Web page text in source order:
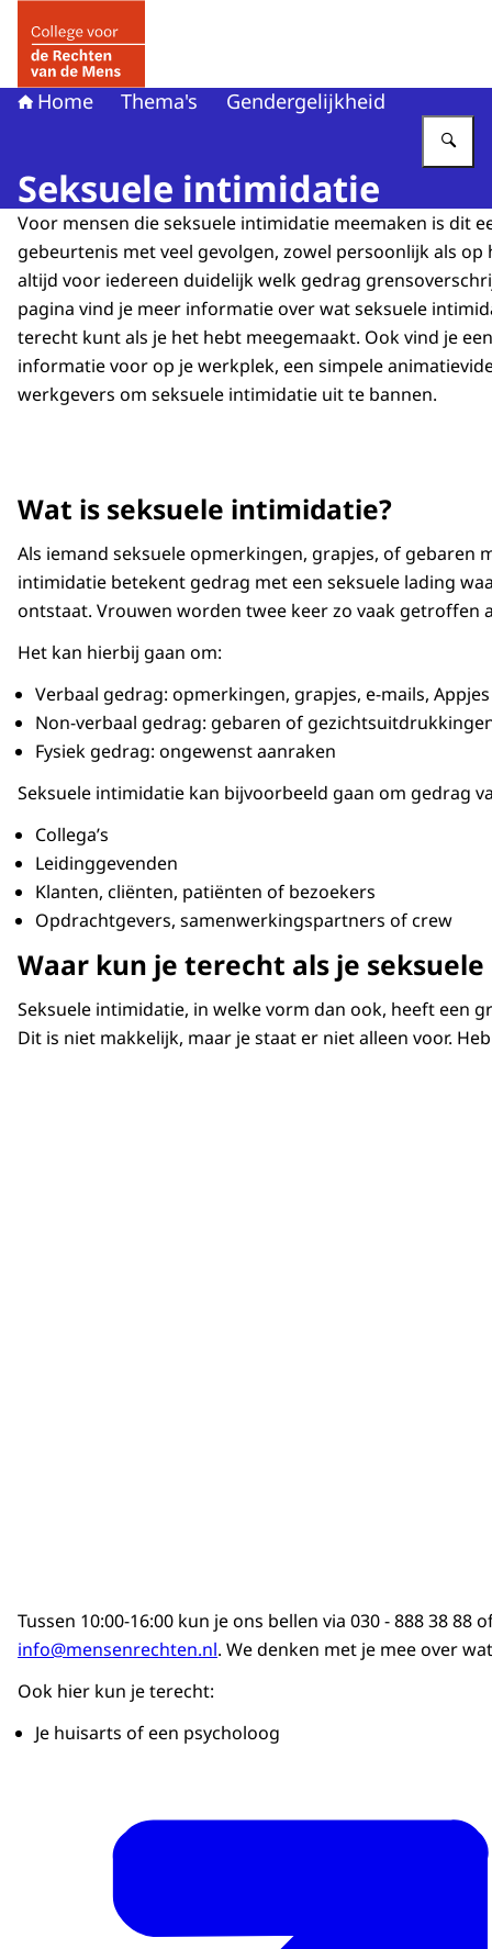
Home Thema's Gendergelijkheid
Seksuele intimidatie
Voor mensen die seksuele intimidatie meemaken is dit
gebeurtenis met veel gevolgen, zowel persoonlijk als op
altijd voor iedereen duidelijk welk gedrag
pagina vind je meer informatie over wat seksuele
terecht kunt als je het hebt meegemaakt. Ook vind je
informatie voor op je werkplek, een simpele
werkgevers om seksuele intimidatie uit te bannen.
Wat is seksuele intimidatie?
Als iemand seksuele opmerkingen, grapjes, of gebaren
intimidatie betekent gedrag met een seksuele lading
ontstaat. Vrouwen worden twee keer zo vaak
Het kan hierbij gaan om:
Verbaal gedrag: opmerkingen, grapjes, e-mails,
Non-verbaal gedrag: gebaren of
Fysiek gedrag: ongewenst aanraken
Seksuele intimidatie kan bijvoorbeeld gaan om gedrag
Collega’s
Leidinggevenden
Klanten, cliënten, patiënten of bezoekers
Opdrachtgevers, samenwerkingspartners of crew
Waar kun je terecht als je
Seksuele intimidatie, in welke vorm dan ook, heeft een
Dit is niet makkelijk, maar je staat er niet alleen voor.
Tussen 10:00-16:00 kun je ons bellen via 030 - 888 38 88
info@mensenrechten.nl. We denken met je mee over
Ook hier kun je terecht:
Je huisarts of een psycholoog